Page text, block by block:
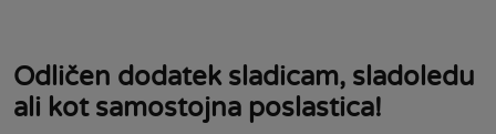
Odličen dodatek sladicam, sladoledu
ali kot samostojna poslastica!